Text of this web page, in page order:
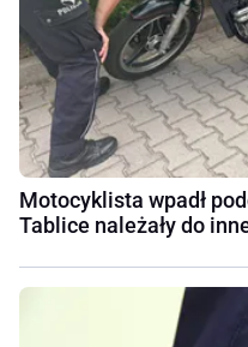
Motocyklista wpadł
Tablice należały do